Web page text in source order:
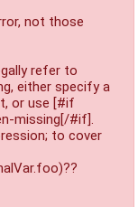
not those
refer to
either specify a
or use [#if
missing[/#if].
to cover